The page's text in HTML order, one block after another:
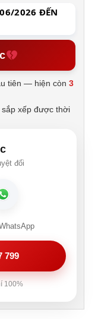
2026 ĐẾN
tiên — hiện còn3
xếp được thời
đối
799
100%